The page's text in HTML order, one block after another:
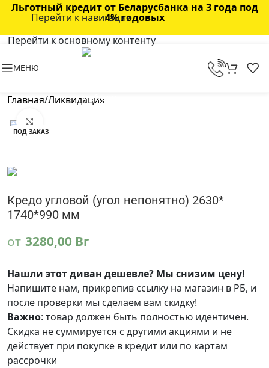
Перейти к навигации
Перейти к основному контенту
Льготный кредит от Беларусбанка на 3 года под
4% годовых
МЕНЮ
Главная/Ликвидация
ПОД ЗАКАЗ
Кредо угловой (угол непонятно) 2630*
1740*990 мм
от 3280,00 Br
Нашли этот диван дешевле? Мы снизим цену!
Напишите нам, прикрепив ссылку на магазин в РБ, и
после проверки мы сделаем вам скидку!
Важно: товар должен быть полностью идентичен.
Скидка не суммируется с другими акциями и не
действует при покупке в кредит или по картам
рассрочки